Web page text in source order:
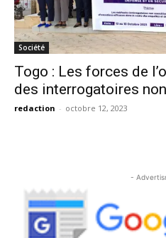
Société
Togo : Les forces de
des interrogatoires
redaction - octobre 12, 2023
-